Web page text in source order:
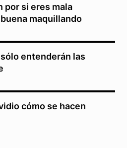
por si eres mala
maquillando
entenderán las
cómo se hacen